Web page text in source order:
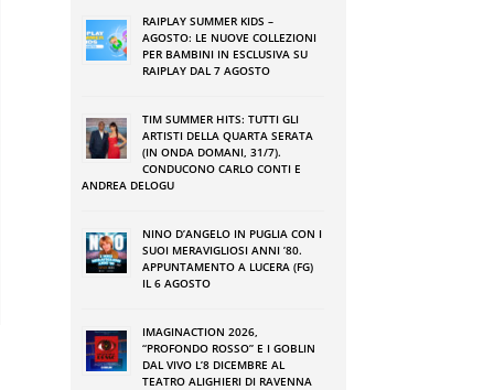
RAIPLAY SUMMER KIDS –
AGOSTO: LE NUOVE COLLEZIONI
PER BAMBINI IN ESCLUSIVA SU
RAIPLAY DAL 7 AGOSTO
TIM SUMMER HITS: TUTTI GLI
ARTISTI DELLA QUARTA SERATA
(IN ONDA DOMANI, 31/7).
CONDUCONO CARLO CONTI E
ANDREA DELOGU
NINO DʼANGELO IN PUGLIA CON I
SUOI MERAVIGLIOSI ANNI ʼ80.
APPUNTAMENTO A LUCERA (FG)
IL 6 AGOSTO
IMAGINACTION 2026,
“PROFONDO ROSSO” E I GOBLIN
DAL VIVO L’8 DICEMBRE AL
TEATRO ALIGHIERI DI RAVENNA